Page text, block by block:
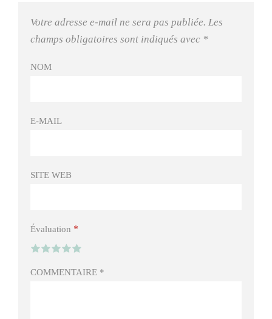
Votre adresse e-mail ne sera pas publiée. Les
champs obligatoires sont indiqués avec *
NOM
E-MAIL
SITE WEB
Évaluation *
COMMENTAIRE *